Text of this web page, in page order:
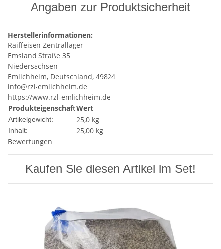
Angaben zur Produktsicherheit
Herstellerinformationen:
Raiffeisen Zentrallager
Emsland Straße 35
Niedersachsen
Emlichheim, Deutschland, 49824
info@rzl-emlichheim.de
https://www.rzl-emlichheim.de
ProdukteigenschaftWert
Artikelgewicht: 25,0 kg
Inhalt:
25,00 kg
Bewertungen
Kaufen Sie diesen Artikel im Set!